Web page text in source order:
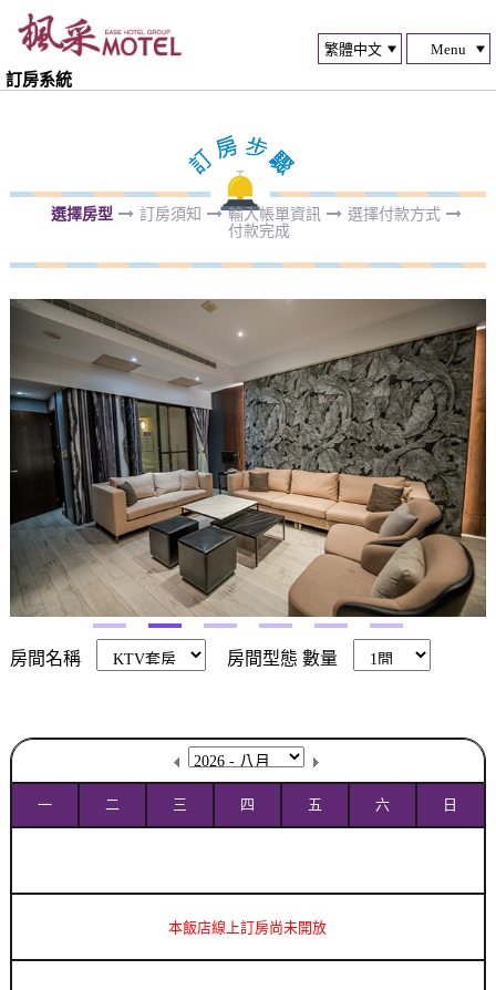
訂房系統
Menu
選擇房型 訂房須知 輸入帳單資訊
選擇付款方式
付款完成
房間名稱 房間型態 數量
一 二 三 四 五 六 日
本飯店線上訂房尚未開放